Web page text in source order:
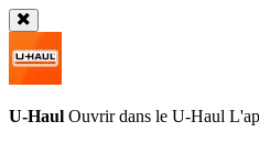
U-Haul Ouvrir dans le U-Haul